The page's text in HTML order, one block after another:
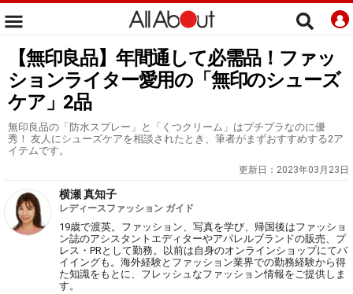
【無印良品】年間通して必需品！ファッ
ションライター愛用の「無印のシューズ
ケア」2品
無印良品の「防水スプレー」と「くつクリーム」はプチプラなのに優
秀！ 友人にシューズケアを相談されたとき、筆者がまずおすすめする2ア
イテムです。
更新日： 2023年03月23日
横瀬 真知子
レディースファッション ガイド
19歳で渡英。ファッション、写真を学び、帰国後はファッショ
ン誌のアシスタントエディターやアパレルブランドの販売、プ
レス・PRとして勤務。以前は自身のオンラインショップにてバ
イイングも。海外経験とファッション業界での勤務経験から得
た知識をもとに、フレッシュなファッション情報をご提供しま
す。